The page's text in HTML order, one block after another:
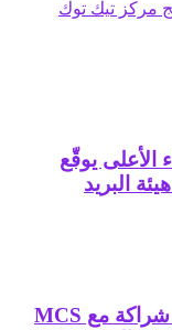
مركز تيك توك
يوقّع
البريد
RAKICT تعلن عن شراكة مع MCS